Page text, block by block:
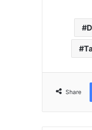
Share